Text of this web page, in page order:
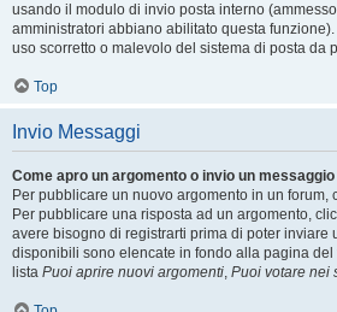
usando il modulo di invio posta interno
amministratori abbiano abilitato questa
uso scorretto o malevolo del sistema di posta da
Top
Invio Messaggi
Come apro un argomento o invio un
Per pubblicare un nuovo argomento in un forum,
Per pubblicare una risposta ad un argomento,
avere bisogno di registrarti prima di poter inviare
disponibili sono elencate in fondo alla pagina del
lista Puoi aprire nuovi argomenti, Puoi votare nei